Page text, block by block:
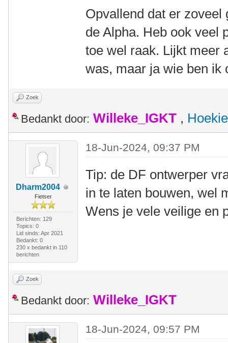
Opvallend dat er
de Alpha. Heb ook veel
toe wel raak. Lijkt meer
was, maar ja wie ben ik
Zoek
Bedankt door: Willeke_IGKT , Hoekie
Dharm2004
Fietser
Berichten: 129
Topics: 0
Lid sinds: Apr 2021
Bedankt: 0
230 x bedankt in 110
berichten
18-Jun-2024, 09:37 PM
Tip: de DF ontwerper
in te laten bouwen, wel
Wens je vele veilige en
Zoek
Bedankt door: Willeke_IGKT
18-Jun-2024, 09:57 PM